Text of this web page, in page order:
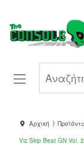
Αρχική
Viz Skip Beat GN Vol.